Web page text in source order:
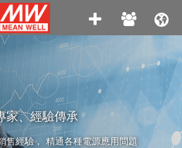
MEAN
Co.,
家、經驗傳承
售經驗， 精通各種電源應用問題